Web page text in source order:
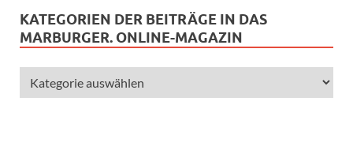
KATEGORIEN DER BEITRÄGE IN DAS
MARBURGER. ONLINE-MAGAZIN